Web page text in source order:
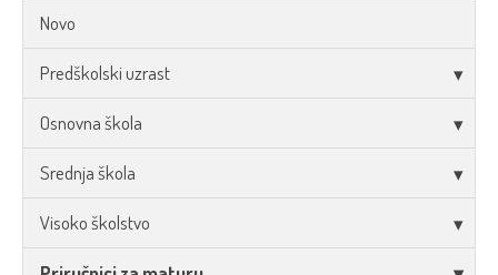
Novo
Predškolski uzrast
Osnovna škola
Srednja škola
Visoko školstvo